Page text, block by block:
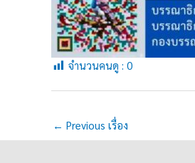
จำนวนคนดู : 0
← Previous เรื่อง